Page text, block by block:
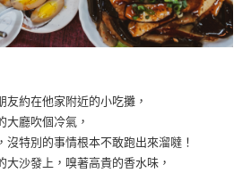
約在他家附近的小吃攤，
大廳吹個冷氣，
特別的事情根本不敢跑出來溜噠！
沙發上，嗅著高貴的香水味，